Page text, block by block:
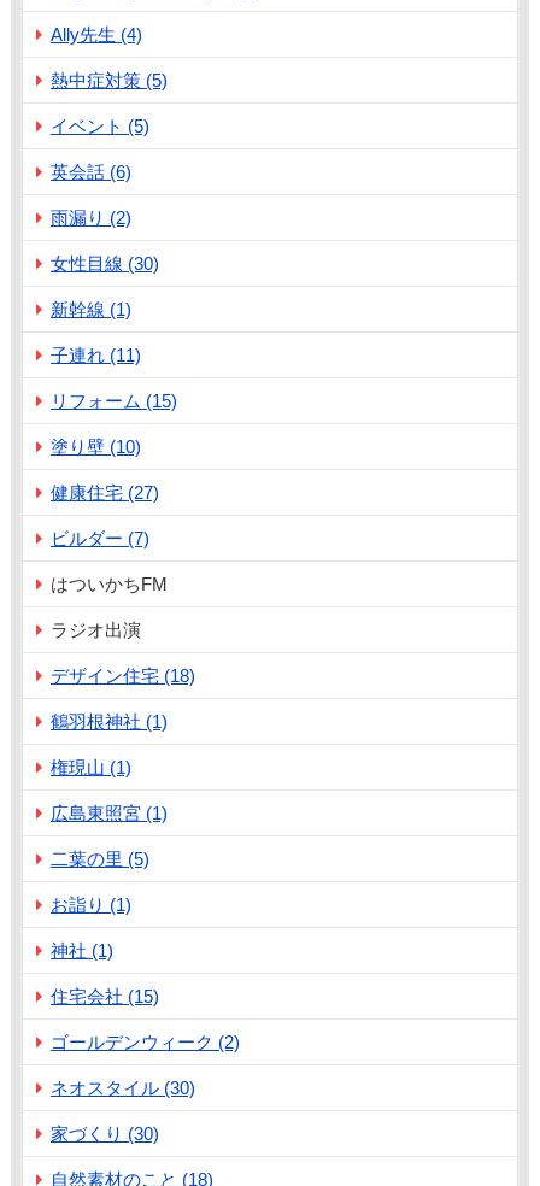
Ally先生 (4)
熱中症対策 (5)
イベント (5)
英会話 (6)
雨漏り (2)
女性目線 (30)
新幹線 (1)
子連れ (11)
リフォーム (15)
塗り壁 (10)
健康住宅 (27)
ビルダー (7)
はついかちFM
ラジオ出演
デザイン住宅 (18)
鶴羽根神社 (1)
権現山 (1)
広島東照宮 (1)
二葉の里 (5)
お詣り (1)
神社 (1)
住宅会社 (15)
ゴールデンウィーク (2)
ネオスタイル (30)
家づくり (30)
自然素材のこと (18)